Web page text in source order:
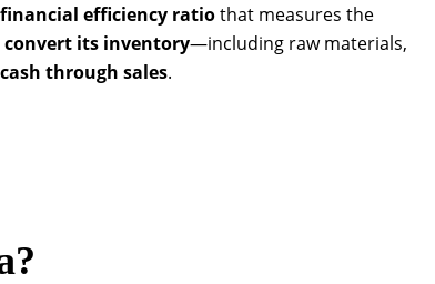
efficiency ratiothat measures the
convert its inventory—including raw materials,
through sales.